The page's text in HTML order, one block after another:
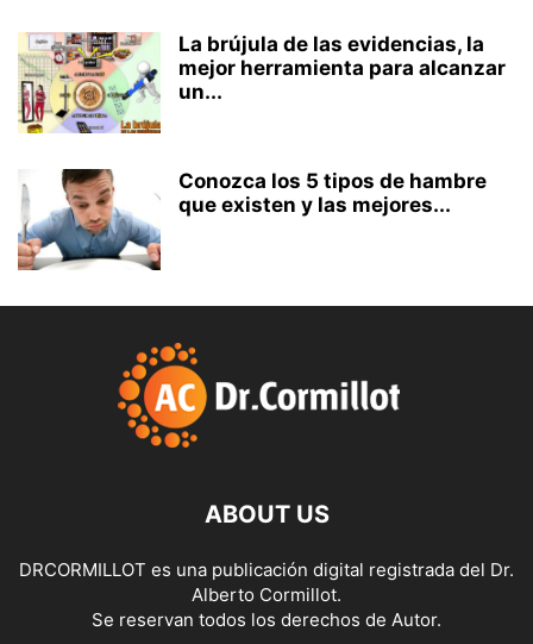
La brújula de las evidencias, la
mejor herramienta para alcanzar
un...
Conozca los 5 tipos de hambre
que existen y las mejores...
ABOUT US
DRCORMILLOT es una publicación digital registrada del Dr.
Alberto Cormillot.
Se reservan todos los derechos de Autor.